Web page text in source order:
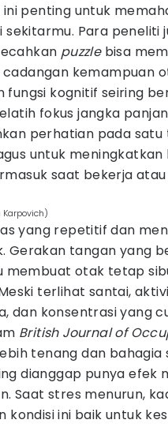
penting untuk
Para peneliti
puzzlebisa
cadangan kemampuan
fungsi kognitif seiring
fokus jangka
perhatian pada satu
untuk
saat bekerja
yang repetitif dan
Gerakan tangan yang
otak tetap
terlihat santai,
dan konsentrasi yang
British Journal of
tenang dan bahagia
dianggap punya efek
Saat stres menurun,
kondisi ini baik untuk